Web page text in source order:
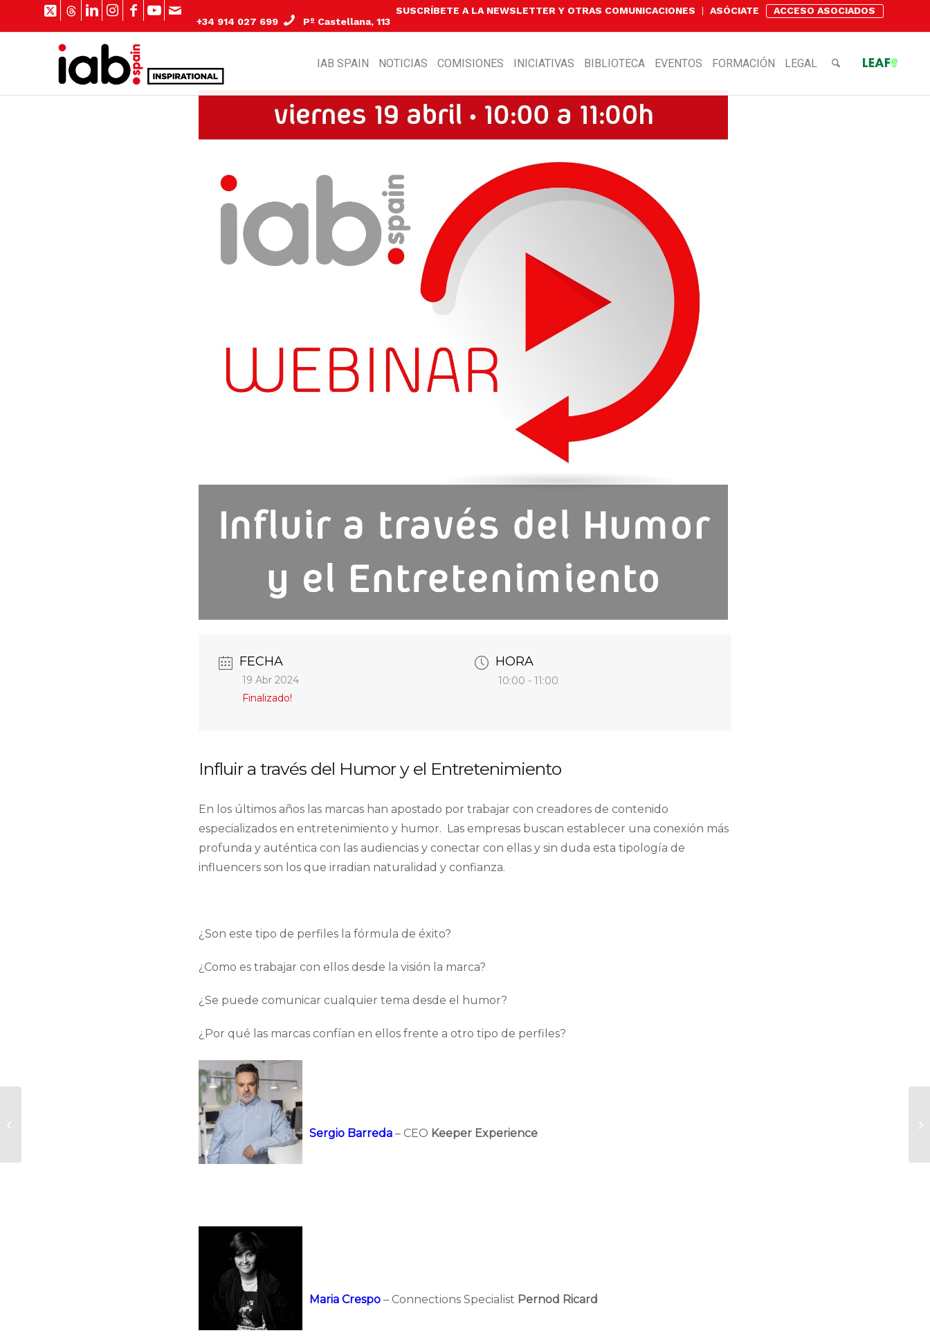
SUSCRÍBETE A LA NEWSLETTER Y OTRAS COMUNICACIONES ASÓCIATE
ACCESO ASOCIADOS
+34 914 027 699
Pº Castellana, 113
IAB SPAIN NOTICIAS COMISIONES INICIATIVAS BIBLIOTECA EVENTOS FORMACIÓN LEGAL
FECHA
19 Abr 2024
Finalizado!
HORA
10:00 - 11:00
Influir a través del Humor y el Entretenimiento
En los últimos años las marcas han apostado por trabajar con creadores de contenido
especializados en entretenimiento y humor. Las empresas buscan establecer una conexión más
profunda y auténtica con las audiencias y conectar con ellas y sin duda esta tipología de
influencers son los que irradian naturalidad y confianza.
¿Son este tipo de perfiles la fórmula de éxito?
¿Como es trabajar con ellos desde la visión la marca?
¿Se puede comunicar cualquier tema desde el humor?
¿Por qué las marcas confían en ellos frente a otro tipo de perfiles?
Sergio Barreda – CEO Keeper Experience
Maria Crespo – Connections Specialist Pernod Ricard